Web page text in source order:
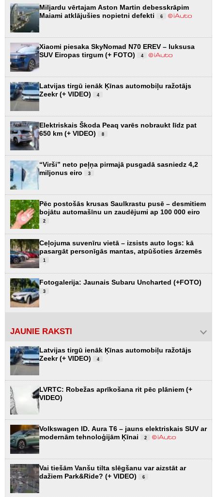
Miljardu vērtajam Aston Martin debesskrāpim
Maiami atklājušies nopietni defekti
6
Xiaomi piesaka SkyNomad N70 EREV – luksusa
SUV Eiropas tirgum (+ FOTO)
4
Latvijas tirgū ienāk Ķīnas automobiļu ražotājs
Zeekr (+ VIDEO)
4
Elektriskais Škoda Peaq varēs nobraukt līdz pat
650 km (+ VIDEO)
8
“Virši” neto peļņa pirmajā pusgadā sasniedz 4,2
miljonus eiro
3
Pēc postošās krusas Saulkrastu pusē – desmitiem
bojātu automašīnu un zaudējumi ap 100 000 eiro
2
Ceļojuma suvenīru vietā – izsists auto logs: kā
pasargāt personīgās mantas, atpūšoties ārzemēs
1
Fotogalerija: Jaunais Subaru Uncharted (+FOTO)
3
JAUNIE RAKSTI
Latvijas tirgū ienāk Ķīnas automobiļu ražotājs
Zeekr (+ VIDEO)
4
LVRTC: Robežas aprīkošana rit pēc plāniem (+
VIDEO)
Volkswagen ID. Aura T6 – jauns elektriskais SUV ar
modernām tehnoloģijām Ķīnai
2
Vai tiešām Vanšu tilta slēgšanu var aizstāt ar
dažiem Park&Ride? (+ VIDEO)
6